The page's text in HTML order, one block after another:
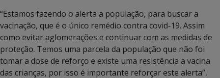
“Estamos fazendo o alerta a população, para buscar a
vacinação, que é o único remédio contra covid-19. Assim
como evitar aglomerações e continuar com as medidas de
proteção. Temos uma parcela da população que não foi
tomar a dose de reforço e existe uma resistência a vacina
das crianças, por isso é importante reforçar este alerta”,